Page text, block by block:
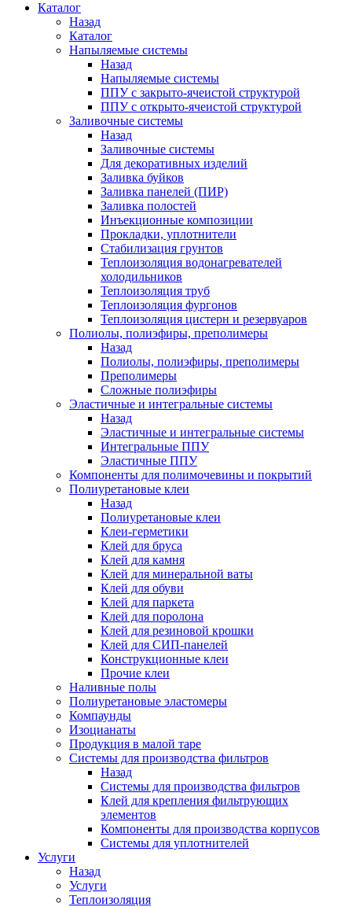
Каталог
Назад
Каталог
Напыляемые системы
Назад
Напыляемые системы
ППУ с закрыто-ячеистой структурой
ППУ с открыто-ячеистой структурой
Заливочные системы
Назад
Заливочные системы
Для декоративных изделий
Заливка буйков
Заливка панелей (ПИР)
Заливка полостей
Инъекционные композиции
Прокладки, уплотнители
Стабилизация грунтов
Теплоизоляция водонагревателей
холодильников
Теплоизоляция труб
Теплоизоляция фургонов
Теплоизоляция цистерн и резервуаров
Полиолы, полиэфиры, преполимеры
Назад
Полиолы, полиэфиры, преполимеры
Преполимеры
Сложные полиэфиры
Эластичные и интегральные системы
Назад
Эластичные и интегральные системы
Интегральные ППУ
Эластичные ППУ
Компоненты для полимочевины и покрытий
Полиуретановые клеи
Назад
Полиуретановые клеи
Клеи-герметики
Клей для бруса
Клей для камня
Клей для минеральной ваты
Клей для обуви
Клей для паркета
Клей для поролона
Клей для резиновой крошки
Клей для СИП-панелей
Конструкционные клеи
Прочие клеи
Наливные полы
Полиуретановые эластомеры
Компаунды
Изоцианаты
Продукция в малой таре
Системы для производства фильтров
Назад
Системы для производства фильтров
Клей для крепления фильтрующих
элементов
Компоненты для производства корпусов
Системы для уплотнителей
Услуги
Назад
Услуги
Теплоизоляция